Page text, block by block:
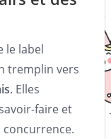
le label
tremplin vers
. Elles
faire et